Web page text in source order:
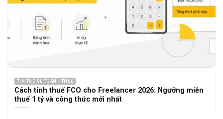
TIN TỨC KẾ TOÁN - THUẾ
Cách tính thuế FCO cho Freelancer 2026: Ngưỡng miễn
thuế 1 tỷ và công thức mới nhất